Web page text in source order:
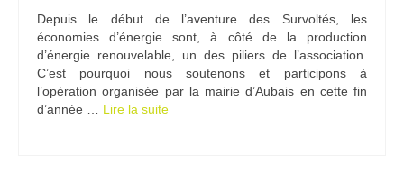
Depuis le début de l’aventure des Survoltés, les
économies d’énergie sont, à côté de la production
d’énergie renouvelable, un des piliers de l’association.
C’est pourquoi nous soutenons et participons à
l’opération organisée par la mairie d’Aubais en cette fin
d’année … Lire la suite­­